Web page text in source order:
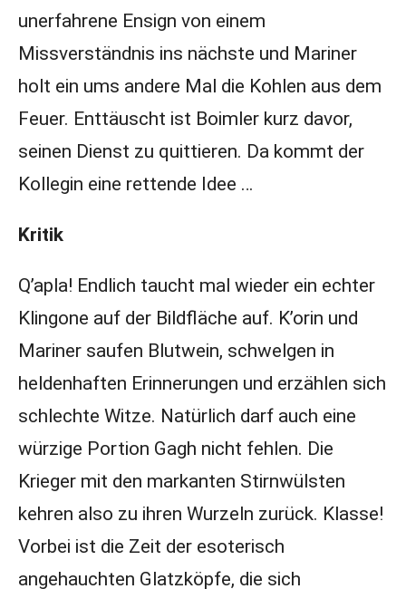
unerfahrene Ensign von einem
Missverständnis ins nächste und Mariner
holt ein ums andere Mal die Kohlen aus dem
Feuer. Enttäuscht ist Boimler kurz davor,
seinen Dienst zu quittieren. Da kommt der
Kollegin eine rettende Idee …
Kritik
Q’apla! Endlich taucht mal wieder ein echter
Klingone auf der Bildfläche auf. K’orin und
Mariner saufen Blutwein, schwelgen in
heldenhaften Erinnerungen und erzählen sich
schlechte Witze. Natürlich darf auch eine
würzige Portion Gagh nicht fehlen. Die
Krieger mit den markanten Stirnwülsten
kehren also zu ihren Wurzeln zurück. Klasse!
Vorbei ist die Zeit der esoterisch
angehauchten Glatzköpfe, die sich